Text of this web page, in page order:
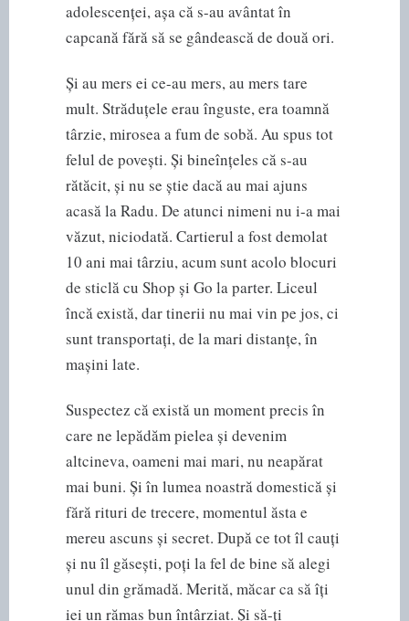
adolescenței, așa că s-au avântat în
capcană fără să se gândească de două ori.
Și au mers ei ce-au mers, au mers tare
mult. Străduțele erau înguste, era toamnă
târzie, mirosea a fum de sobă. Au spus tot
felul de povești. Și bineînțeles că s-au
rătăcit, și nu se știe dacă au mai ajuns
acasă la Radu. De atunci nimeni nu i-a mai
văzut, niciodată. Cartierul a fost demolat
10 ani mai târziu, acum sunt acolo blocuri
de sticlă cu Shop și Go la parter. Liceul
încă există, dar tinerii nu mai vin pe jos, ci
sunt transportați, de la mari distanțe, în
mașini late.
Suspectez că există un moment precis în
care ne lepădăm pielea și devenim
altcineva, oameni mai mari, nu neapărat
mai buni. Și în lumea noastră domestică și
fără rituri de trecere, momentul ăsta e
mereu ascuns și secret. După ce tot îl cauți
și nu îl găsești, poți la fel de bine să alegi
unul din grămadă. Merită, măcar ca să îți
iei un rămas bun întârziat. Și să-ți